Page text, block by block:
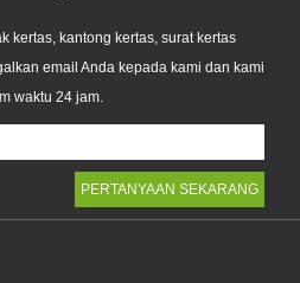
kertas, kantong kertas, surat kertas
email Anda kepada kami dan kami
waktu 24 jam.